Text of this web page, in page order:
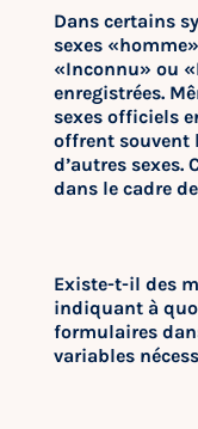
Dans certains
sexes
«Inconnu» ou
enregistrées.
sexes officiels
offrent souvent
d’autres sexes.
dans le cadre
Existe-t-il des
indiquant à
formulaires
variables